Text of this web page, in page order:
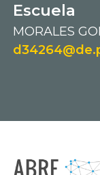
Escuela
MORALES